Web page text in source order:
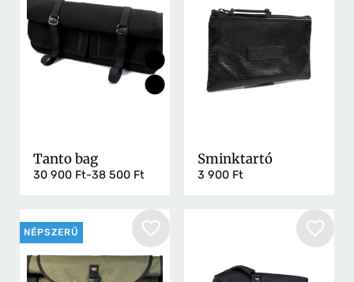
Hírlevél
Email cím
Tanto bag
30 900 Ft-38 500 Ft
Sminktartó
3 900 Ft
NÉPSZERŰ